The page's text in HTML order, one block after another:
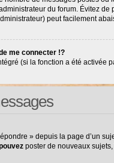
du forum. Évitez
peut facilement
me connecter !?
(si la fonction a été
» depuis la page d’un
poster de nouveaux sujets,